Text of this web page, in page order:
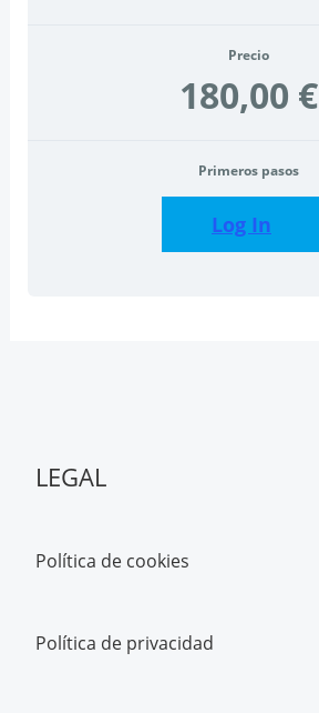
Precio
180,00 €
Primeros pasos
Log In
LEGAL
Política de cookies
Política de privacidad